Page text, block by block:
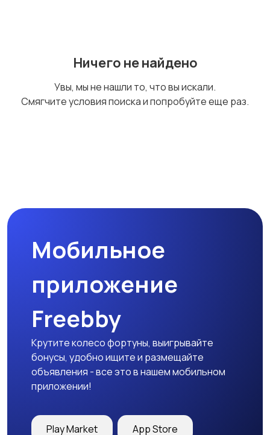
сигнализации
Столы и стулья Текстиль и ковры
Шкафы и комоды
Ничего не найдено
Увы, мы не нашли то, что вы искали.
Смягчите условия поиска и попробуйте еще раз.
Мобильное
приложение
Freebby
Крутите колесо фортуны, выигрывайте
бонусы, удобно ищите и размещайте
объявления - все это в нашем мобильном
приложении!
Play Market App Store